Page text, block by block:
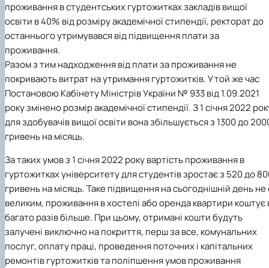
проживання в студентських гуртожитках закладів вищої
освіти в 40% від розміру академічної стипендії, ректорат до
останнього утримувався від підвищення плати за
проживання.
Разом з тим надходження від плати за проживання не
покривають витрат на утримання гуртожитків. У той же час
Постановою Кабінету Міністрів України № 933 від 1.09.2021
року змінено розмір академічної стипендії. З 1 січня 2022
для здобувачів вищої освіти вона збільшується з 1300 до
гривень на місяць.
За таких умов з 1 січня 2022 року вартість проживання в
гуртожитках університету для студентів зростає з 520 до
гривень на місяць. Таке підвищення на сьогоднішній день не
великим, проживання в хостелі або оренда квартири коштує
багато разів більше. При цьому, отримані кошти будуть
залучені виключно на покриття, перш за все, комунальних
послуг, оплату праці, проведення поточних і капітальних
ремонтів гуртожитків та поліпшення умов проживання